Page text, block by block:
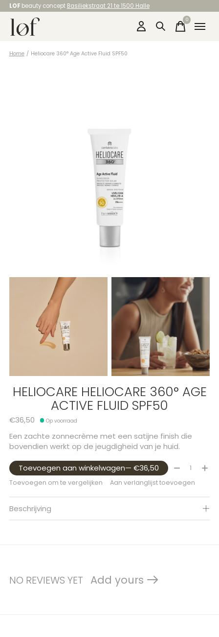
LOF beauty concept Basiliekstraat 21 te 1500 Halle
0items
Home / Heliocare 360° Age Active Fluid SPF50
HELIOCARE HELIOCARE 360° AGE
ACTIVE FLUID SPF50
€36,50 Op voorraad
Een zachte zonnecrème met een satijne finish die
bovendien werkt op de jeugdigheid van je huid.
Toevoegen aan winkelwagen — €36,50 Aantal:
Toevoegen om te vergelijken Aan verlanglijst toevoegen
Beschrijving
NO REVIEWS YET Add yours